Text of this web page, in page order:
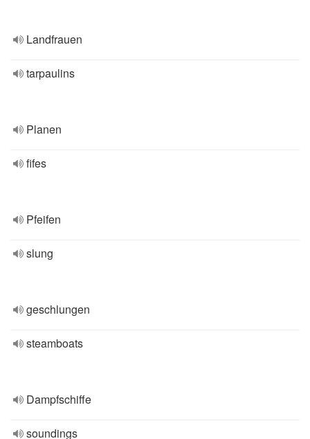
Landfrauen
tarpaulins
Planen
fifes
Pfeifen
slung
geschlungen
steamboats
Dampfschiffe
soundings